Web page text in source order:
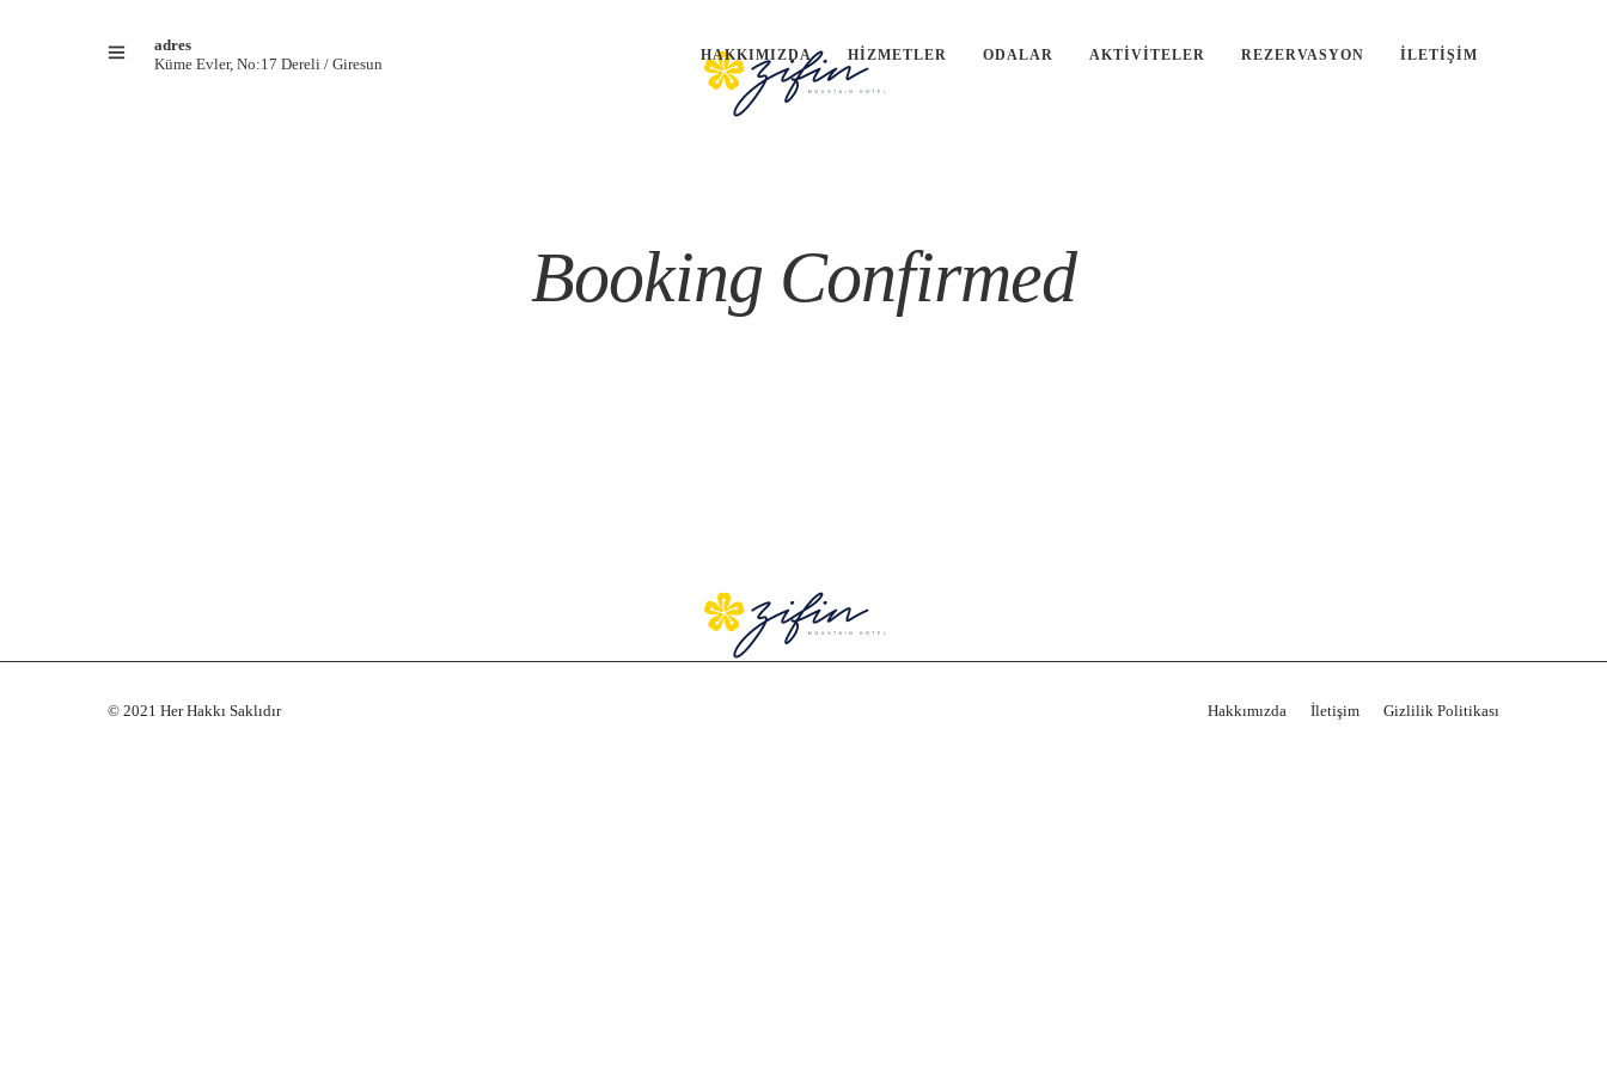
adres
Küme Evler, No:17 Dereli / Giresun
HAKKIMIZDA HIZMETLER ODALAR AKTIVITELER REZERVASYON İLETIŞIM
Booking Confirmed
Hakkımızda İletişim Gizlilik Politikası
© 2021 Her Hakkı Saklıdır